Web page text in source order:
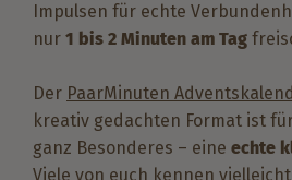
Impulsen für echte
nur 1 bis 2 Minuten am Tag
Der PaarMinuten
kreativ gedachten Format ist
ganz Besonderes – eine echte
Viele von euch kennen